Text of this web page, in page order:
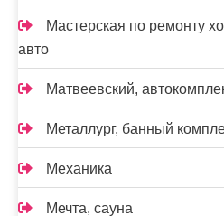
Мастерская по ремонту
авто
Матвеевский,
Металлург, банный
Механика
Мечта, сауна